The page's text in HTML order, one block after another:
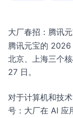
大厂春招：腾讯
腾讯元宝的 2026
北京、上海三个
27 日。
对于计算机和技
号：大厂在 AI 应